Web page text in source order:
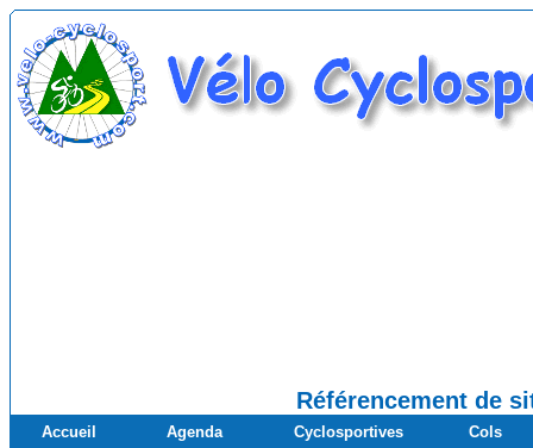
Référencement de
Accueil Agenda Cyclosportives Cols